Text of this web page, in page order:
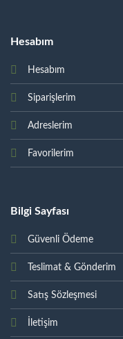
Hesabım
Hesabım
Siparişlerim
Adreslerim
Favorilerim
Bilgi Sayfası
Güvenli Ödeme
Teslimat & Gönderim
Satış Sözleşmesi
İletişim